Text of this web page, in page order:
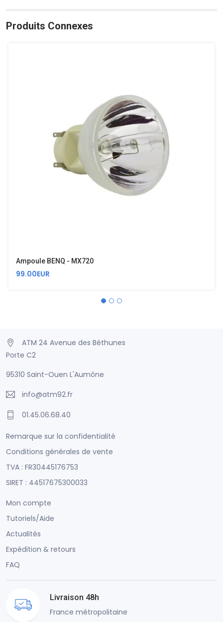
Produits Connexes
Ampoule BENQ - MX720
99.00EUR
ATM 24 Avenue des Béthunes
Porte C2
95310 Saint-Ouen L'Aumône
info@atm92.fr
01.45.06.68.40
Remarque sur la confidentialité
Conditions générales de vente
TVA : FR30445176753
SIRET : 44517675300033
Mon compte
Tutoriels/Aide
Actualités
Expédition & retours
FAQ
Livraison 48h
France métropolitaine